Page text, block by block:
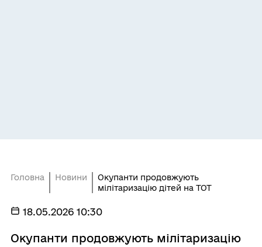
Головна Новини
Окупанти продовжують
мілітаризацію дітей на ТОТ
18.05.2026 10:30
Окупанти продовжують мілітаризацію